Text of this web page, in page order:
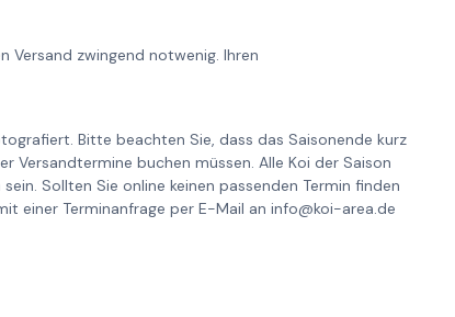
Versand zwingend notwenig. Ihren
Bitte beachten Sie, dass das Saisonende kurz
buchen müssen. Alle Koi der Saison
Sollten Sie online keinen passenden Termin finden
einer Terminanfrage per E-Mail an info@koi-area.de